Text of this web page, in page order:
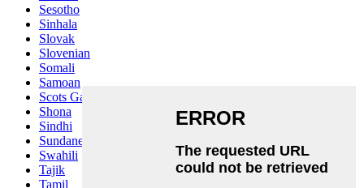
Sesotho
Sinhala
Slovak
Slovenian
Somali
Samoan
Scots Gaelic
Shona
Sindhi
Sundanese
Swahili
Tajik
Tamil